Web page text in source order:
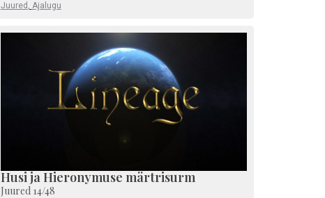
Juured , Ajalugu
Husi ja Hieronymuse märtrisurm
Juured 14/48